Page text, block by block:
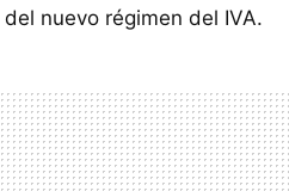
nuevo régimen del IVA.